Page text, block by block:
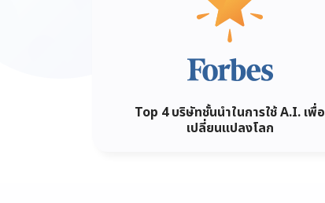
Top 4 บริษัทชั้นนำในการใช้ A.I. เพื่อ
เปลี่ยนแปลงโลก